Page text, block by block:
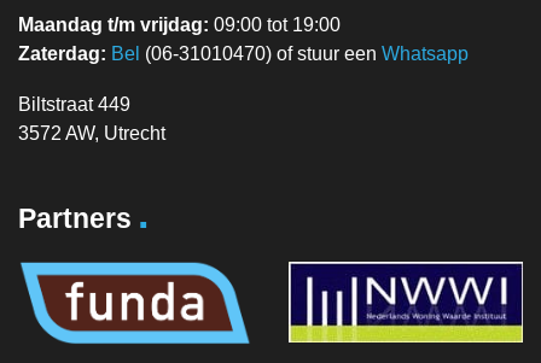
Maandag t/m vrijdag: 09:00 tot 19:00
Zaterdag: Bel (06-31010470) of stuur een Whatsapp
Biltstraat 449
3572 AW, Utrecht
Partners .